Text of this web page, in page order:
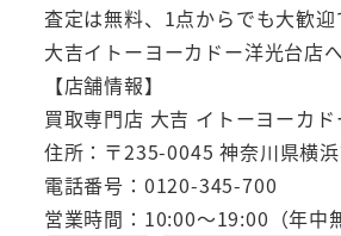
査定は無料、1点からでも大歓迎
大吉イトーヨーカドー洋光台店
【店舗情報】
買取専門店 大吉 イトーヨーカ
住所：〒235-0045 神奈川県横
電話番号：0120-345-700
営業時間：10:00～19:00（年中